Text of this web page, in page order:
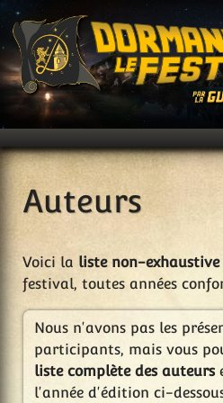
Auteurs
Voici la liste non-exhaustive
festival, toutes années
Nous n'avons pas les
participants, mais vous
liste complète des auteurs
l'année d'édition ci-